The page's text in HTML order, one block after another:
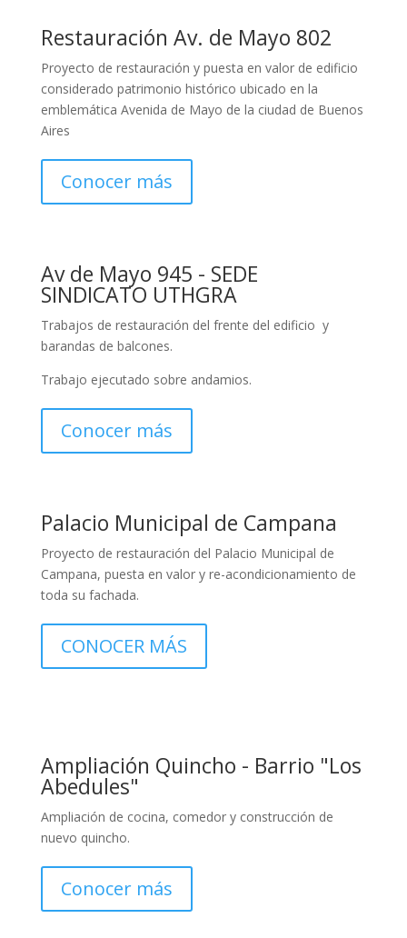
Restauración Av. de Mayo 802
Proyecto de restauración y puesta en valor de edificio
considerado patrimonio histórico ubicado en la
emblemática Avenida de Mayo de la ciudad de Buenos
Aires
Conocer más
Av de Mayo 945 - SEDE
SINDICATO UTHGRA
Trabajos de restauración del frente del edificio y
barandas de balcones.
Trabajo ejecutado sobre andamios.
Conocer más
Palacio Municipal de Campana
Proyecto de restauración del Palacio Municipal de
Campana, puesta en valor y re-acondicionamiento de
toda su fachada.
CONOCER MÁS
Ampliación Quincho - Barrio "Los
Abedules"
Ampliación de cocina, comedor y construcción de
nuevo quincho.
Conocer más